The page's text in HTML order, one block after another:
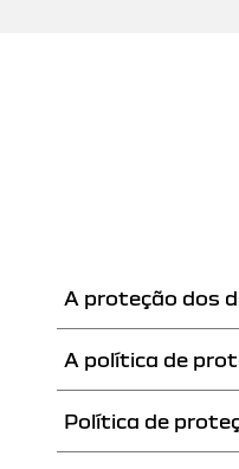
A proteção dos
ACEDER AO
A política de
ACEDER À PÁGINA
Política de